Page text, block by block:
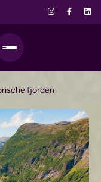
fjorden